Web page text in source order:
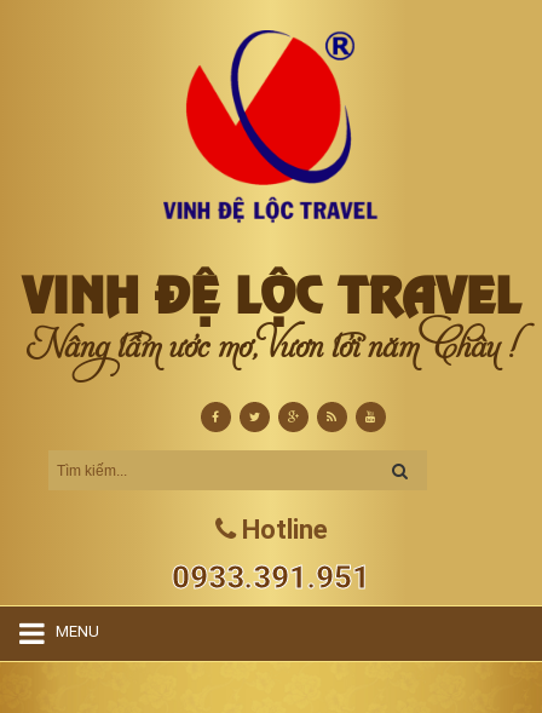
VINH ĐỆ LỘC TRAVEL
Nâng tầm ước mơ, Vươn tới năm Châu !
Hotline
0933.391.951
MENU